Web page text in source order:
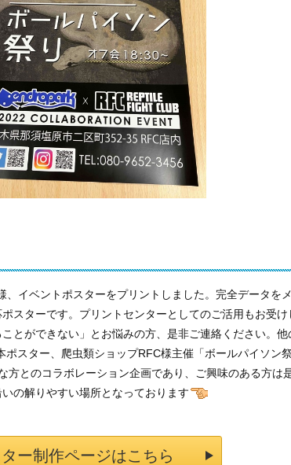
イベントポスターをプリントしました。完全データを
スターです。プリントセンターとしてのご活用もお受
とができない」とお悩みの方、是非ご連絡ください。他
スター、爬虫類ショップRFC様主催「ボールパイソン
方とのコラボレーション企画であり、ご興味のある方は
の解りやすい場所となっております
ー制作ページはこちら